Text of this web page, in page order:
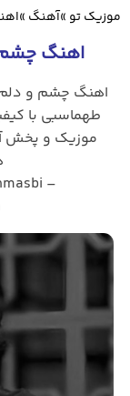
موزیک تو »آهنگ »
اهنگ
اهنگ چشم و دلم
طهماسبی
موزیک و پخش
–